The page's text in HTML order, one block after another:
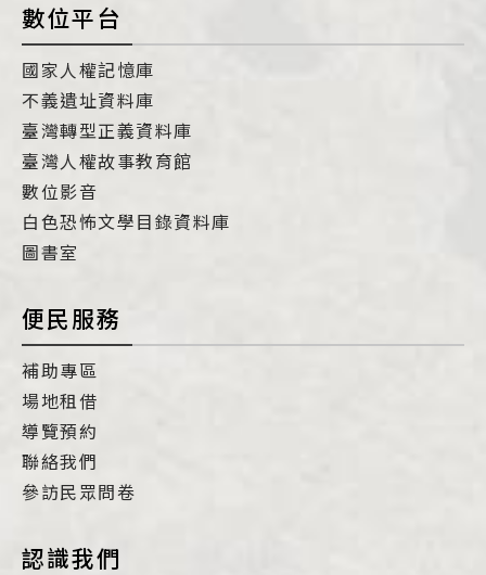
數位平台
國家人權記憶庫
不義遺址資料庫
臺灣轉型正義資料庫
臺灣人權故事教育館
數位影音
白色恐怖文學目錄資料庫
圖書室
便民服務
補助專區
場地租借
導覽預約
聯絡我們
參訪民眾問卷
認識我們